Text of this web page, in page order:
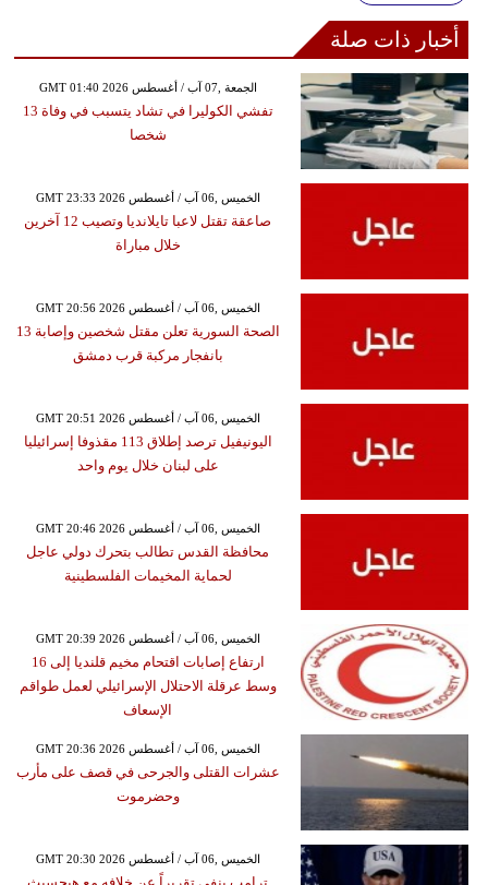
أخبار ذات صلة
GMT 01:40 2026 الجمعة ,07 آب / أغسطس
تفشي الكوليرا في تشاد يتسبب في وفاة 13
شخصا
GMT 23:33 2026 الخميس ,06 آب / أغسطس
صاعقة تقتل لاعبا تايلانديا وتصيب 12 آخرين
خلال مباراة
GMT 20:56 2026 الخميس ,06 آب / أغسطس
الصحة السورية تعلن مقتل شخصين وإصابة 13
بانفجار مركبة قرب دمشق
GMT 20:51 2026 الخميس ,06 آب / أغسطس
اليونيفيل ترصد إطلاق 113 مقذوفا إسرائيليا
على لبنان خلال يوم واحد
GMT 20:46 2026 الخميس ,06 آب / أغسطس
محافظة القدس تطالب بتحرك دولي عاجل
لحماية المخيمات الفلسطينية
GMT 20:39 2026 الخميس ,06 آب / أغسطس
ارتفاع إصابات اقتحام مخيم قلنديا إلى 16
وسط عرقلة الاحتلال الإسرائيلي لعمل طواقم
الإسعاف
GMT 20:36 2026 الخميس ,06 آب / أغسطس
عشرات القتلى والجرحى في قصف على مأرب
وحضرموت
GMT 20:30 2026 الخميس ,06 آب / أغسطس